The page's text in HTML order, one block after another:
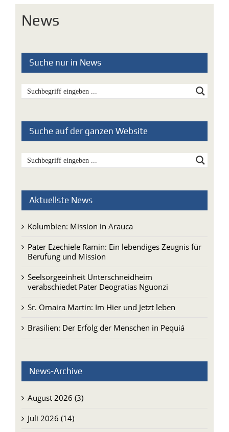
News
Suche nur in News
Suche auf der ganzen Website
Aktuellste News
Kolumbien: Mission in Arauca
Pater Ezechiele Ramin: Ein lebendiges Zeugnis für
Berufung und Mission
Seelsorgeeinheit Unterschneidheim
verabschiedet Pater Deogratias Nguonzi
Sr. Omaira Martin: Im Hier und Jetzt leben
Brasilien: Der Erfolg der Menschen in Pequiá
News-Archive
August 2026 (3)
Juli 2026 (14)